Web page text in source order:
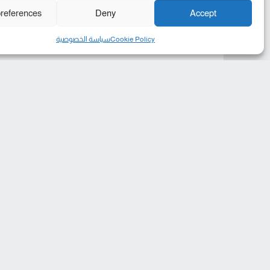
Accept
Deny
Cookie Policyسياسة الخصوصية